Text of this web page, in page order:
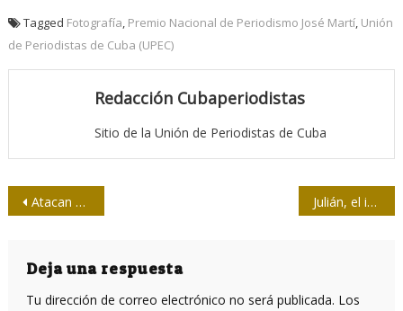
Tagged Fotografía, Premio Nacional de Periodismo José Martí, Unión
de Periodistas de Cuba (UPEC)
Redacción Cubaperiodistas
Sitio de la Unión de Periodistas de Cuba
Navegación
entradas
Atacan con lanzagranadas a canal de televisión en Ucrania Julián, el indomable
Deja una respuesta
Tu dirección de correo electrónico no será publicada. Los